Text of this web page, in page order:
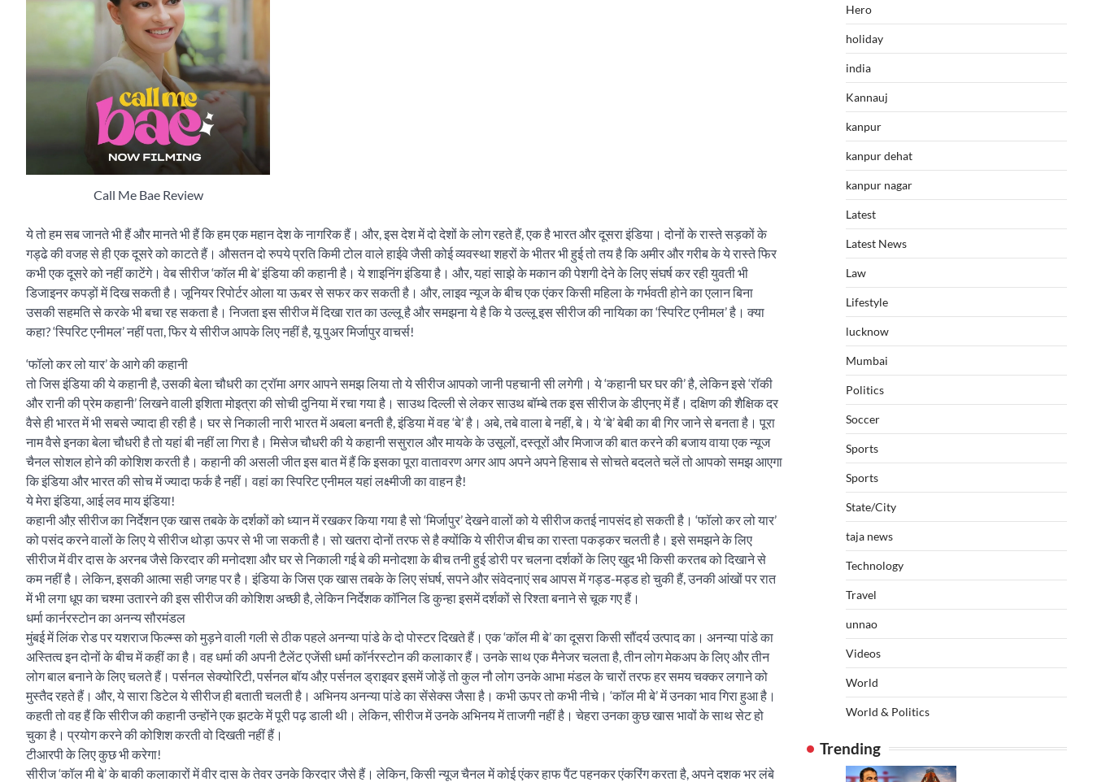
Call Me Bae Review
ये तो हम सब जानते भी हैं और मानते भी हैं कि हम एक महान देश के नागरिक हैं। और, इस देश में दो देशों के लोग रहते हैं, एक है भारत और दूसरा इंडिया। दोनों के रास्ते सड़कों के
गड्ढे की वजह से ही एक दूसरे को काटते हैं। औसतन दो रुपये प्रति किमी टोल वाले हाईवे जैसी कोई व्यवस्था शहरों के भीतर भी हुई तो तय है कि अमीर और गरीब के ये रास्ते फिर
कभी एक दूसरे को नहीं काटेंगे। वेब सीरीज ‘कॉल मी बे’ इंडिया की कहानी है। ये शाइनिंग इंडिया है। और, यहां साझे के मकान की पेशगी देने के लिए संघर्ष कर रही युवती भी
डिजाइनर कपड़ों में दिख सकती है। जूनियर रिपोर्टर ओला या ऊबर से सफर कर सकती है। और, लाइव न्यूज के बीच एक एंकर किसी महिला के गर्भवती होने का एलान बिना
उसकी सहमति से करके भी बचा रह सकता है। निजता इस सीरीज में दिखा रात का उल्लू है और समझना ये है कि ये उल्लू इस सीरीज की नायिका का ‘स्पिरिट एनीमल’ है। क्या
कहा? ‘स्पिरिट एनीमल’ नहीं पता, फिर ये सीरीज आपके लिए नहीं है, यू पुअर मिर्जापुर वाचर्स!
‘फॉलो कर लो यार’ के आगे की कहानी
तो जिस इंडिया की ये कहानी है, उसकी बेला चौधरी का ट्रॉमा अगर आपने समझ लिया तो ये सीरीज आपको जानी पहचानी सी लगेगी। ये ‘कहानी घर घर की’ है, लेकिन इसे ‘रॉकी
और रानी की प्रेम कहानी’ लिखने वाली इशिता मोइत्रा की सोची दुनिया में रचा गया है। साउथ दिल्ली से लेकर साउथ बॉम्बे तक इस सीरीज के डीएनए में हैं। दक्षिण की शैक्षिक दर
वैसे ही भारत में भी सबसे ज्यादा ही रही है। घर से निकाली नारी भारत में अबला बनती है, इंडिया में वह ‘बे’ है। अबे, तबे वाला बे नहीं, बे। ये ‘बे’ बेबी का बी गिर जाने से बनता है। पूरा
नाम वैसे इनका बेला चौधरी है तो यहां बी नहीं ला गिरा है। मिसेज चौधरी की ये कहानी ससुराल और मायके के उसूलों, दस्तूरों और मिजाज की बात करने की बजाय वाया एक न्यूज
चैनल सोशल होने की कोशिश करती है। कहानी की असली जीत इस बात में हैं कि इसका पूरा वातावरण अगर आप अपने अपने हिसाब से सोचते बदलते चलें तो आपको समझ आएगा
कि इंडिया और भारत की सोच में ज्यादा फर्क है नहीं। वहां का स्पिरिट एनीमल यहां लक्ष्मीजी का वाहन है!
ये मेरा इंडिया, आई लव माय इंडिया!
कहानी औऱ सीरीज का निर्देशन एक खास तबके के दर्शकों को ध्यान में रखकर किया गया है सो ‘मिर्जापुर’ देखने वालों को ये सीरीज कतई नापसंद हो सकती है। ‘फॉलो कर लो यार’
को पसंद करने वालों के लिए ये सीरीज थोड़ा ऊपर से भी जा सकती है। सो खतरा दोनों तरफ से है क्योंकि ये सीरीज बीच का रास्ता पकड़कर चलती है। इसे समझने के लिए
सीरीज में वीर दास के अरनब जैसे किरदार की मनोदशा और घर से निकाली गई बे की मनोदशा के बीच तनी हुई डोरी पर चलना दर्शकों के लिए खुद भी किसी करतब को दिखाने से
कम नहीं है। लेकिन, इसकी आत्मा सही जगह पर है। इंडिया के जिस एक खास तबके के लिए संघर्ष, सपने और संवेदनाएं सब आपस में गड्ड-मड्ड हो चुकी हैं, उनकी आंखों पर रात
में भी लगा धूप का चश्मा उतारने की इस सीरीज की कोशिश अच्छी है, लेकिन निर्देशक कॉनिल डि कुन्हा इसमें दर्शकों से रिश्ता बनाने से चूक गए हैं।
धर्मा कार्नरस्टोन का अनन्य सौरमंडल
मुंबई में लिंक रोड पर यशराज फिल्म्स को मुड़ने वाली गली से ठीक पहले अनन्या पांडे के दो पोस्टर दिखते हैं। एक ‘कॉल मी बे’ का दूसरा किसी सौंदर्य उत्पाद का। अनन्या पांडे का
अस्तित्व इन दोनों के बीच में कहीं का है। वह धर्मा की अपनी टैलेंट एजेंसी धर्मा कॉर्नरस्टोन की कलाकार हैं। उनके साथ एक मैनेजर चलता है, तीन लोग मेकअप के लिए और तीन
लोग बाल बनाने के लिए चलते हैं। पर्सनल सेक्योरिटी, पर्सनल बॉय औऱ पर्सनल ड्राइवर इसमें जोड़ें तो कुल नौ लोग उनके आभा मंडल के चारों तरफ हर समय चक्कर लगाने को
मुस्तैद रहते हैं। और, ये सारा डिटेल ये सीरीज ही बताती चलती है। अभिनय अनन्या पांडे का सेंसेक्स जैसा है। कभी ऊपर तो कभी नीचे। ‘कॉल मी बे’ में उनका भाव गिरा हुआ है।
कहती तो वह हैं कि सीरीज की कहानी उन्होंने एक झटके में पूरी पढ़ डाली थी। लेकिन, सीरीज में उनके अभिनय में ताजगी नहीं है। चेहरा उनका कुछ खास भावों के साथ सेट हो
चुका है। प्रयोग करने की कोशिश करती वो दिखती नहीं हैं।
टीआरपी के लिए कुछ भी करेगा!
सीरीज ‘कॉल मी बे’ के बाकी कलाकारों में वीर दास के तेवर उनके किरदार जैसे हैं। लेकिन, किसी न्यूज चैनल में कोई एंकर हाफ पैंट पहनकर एंकरिंग करता है, अपने दशक भर लंबे
Hero
holiday
india
Kannauj
kanpur
kanpur dehat
kanpur nagar
Latest
Latest News
Law
Lifestyle
lucknow
Mumbai
Politics
Soccer
Sports
Sports
State/City
taja news
Technology
Travel
unnao
Videos
World
World & Politics
Trending